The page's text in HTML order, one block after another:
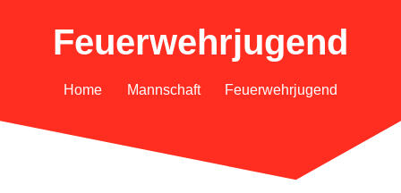
Feuerwehrjugend
Home Mannschaft Feuerwehrjugend